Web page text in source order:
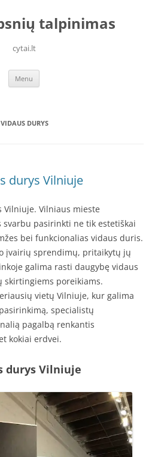
talpinimas
cytai.lt
Menu
DURYS
durys Vilniuje
Vilniuje. Vilniaus mieste
svarbu pasirinkti ne tik estetiškai
bei funkcionalias vidaus duris.
įvairių sprendimų, pritaikytų jų
galima rasti daugybę vidaus
poreikiams.
vietų Vilniuje, kur galima
specialistų
pagalbą renkantis
kokiai erdvei.
durys Vilniuje